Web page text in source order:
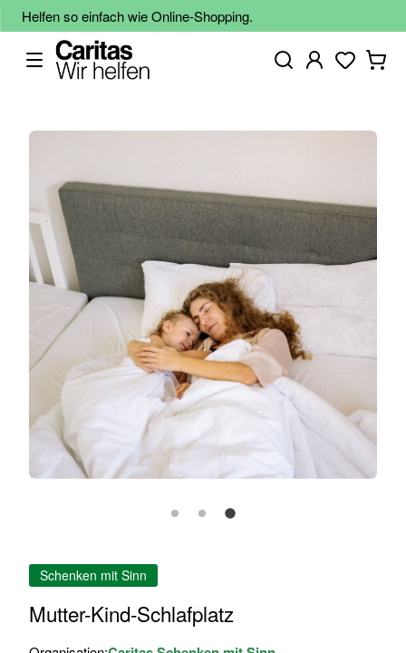
Helfen so einfach wie Online-Shopping.
Bildgalerie
springen
Anfang
der
Bildgalerie
Schenken mit Sinn
Mutter-Kind-Schlafplatz